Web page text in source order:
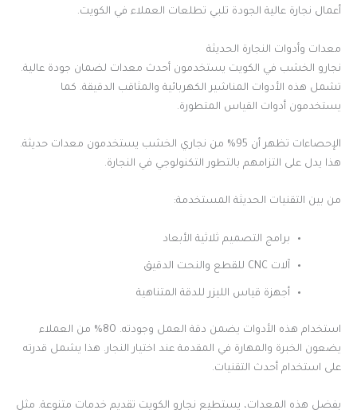
أعمال نجارة عالية الجودة تلبي تطلعات العملاء في الكويت.
معدات وأدوات النجارة الحديثة
نجارو الخشب في الكويت يستخدمون أحدث معدات لضمان جودة عالية.
تشمل هذه الأدوات المناشير الكهربائية والمثاقب الدقيقة. كما
يستخدمون أدوات القياس المتطورة.
الإحصاءات تظهر أن 95% من نجاري الخشب يستخدمون معدات حديثة.
هذا يدل على التزامهم بالتطور التكنولوجي في النجارة.
من بين التقنيات الحديثة المستخدمة:
برامج التصميم ثلاثية الأبعاد
آلات CNC للقطع والنحت الدقيق
أجهزة قياس الليزر للدقة المتناهية
استخدام هذه الأدوات يضمن دقة العمل وجودته. 80% من العملاء
يضعون الخبرة والمهارة في المقدمة عند اختيار النجار. هذا يشمل قدرته
على استخدام أحدث التقنيات.
بفضل هذه المعدات، يستطيع نجارو الكويت تقديم خدمات متنوعة. مثل